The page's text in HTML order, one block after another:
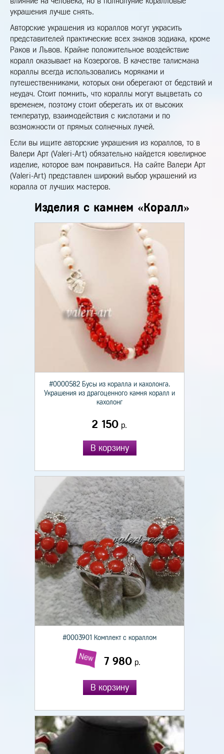
украшения лучше снять.
Авторские украшения из кораллов могут украсить
представителей практические всех знаков зодиака, кроме
Раков и Львов. Крайне положительное воздействие
коралл оказывает на Козерогов. В качестве талисмана
кораллы всегда использовались моряками и
путешественниками, которых они оберегают от бедствий и
неудач. Стоит помнить, что кораллы могут выцветать со
временем, поэтому стоит оберегать их от высоких
температур, взаимодействия с кислотами и по
возможности от прямых солнечных лучей.
Если вы ищите авторские украшения из кораллов, то в
Валери Арт (Valeri-Art) обязательно найдется ювелирное
изделие, которое вам понравиться. На сайте Валери Арт
(Valeri-Art) представлен широкий выбор украшений из
коралла от лучших мастеров.
Изделия с камнем «Коралл»
#0000582 Бусы из коралла и кахолонга.
Украшения из драгоценного камня коралл и
кахолонг
2 150 р.
В корзину
#0003901 Комплект с кораллом
New 7 980р.
В корзину